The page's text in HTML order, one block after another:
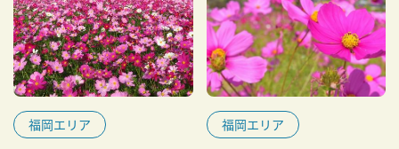
福岡エリア 福岡エリア